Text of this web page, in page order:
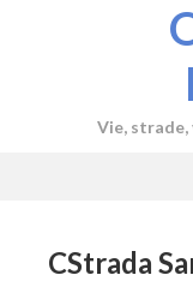
Vie, strade,
CStrada